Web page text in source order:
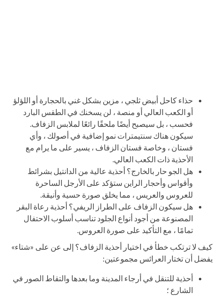
حذاء كاحل أبيض ثلجي ، مزين بشكل غني بالحجارة أو اللؤلؤ
أو الكعب العالي أو منصة ، لن يسخنك في الطقس البارد
فحسب ، بل سيصبح أيضًا ملحقًا رائعًا لملابس الزفاف.
سيكون هناك سنتيمترات نمو إضافية في أصولك ، وأي
فستان ، وخاصة فستان الزفاف ، يسير على ما يرام مع
الأحذية ذات الكعب العالي.
هل الجو حار بالخارج؟ أحذية عالية من الدانتيل بشرائط
وأقواس وأحجار الراين ستؤكد على الأرجل الساحرة
للعروس والعريس ، مما يخلق صورة حسية وأنيقة.
هل سيكون الزفاف على الطراز الريفي؟ أحذية رعاة البقر
المصنوعة من أجود أنواع الجلود تناسب أسلوب الاحتفال
تمامًا ، مع التأكيد على صورة العروس.
كيف لا ترتكب خطأ في اختيار أحذية الزفاف؟ إلى عن على «شتاء»
يفضل أن تختار العرائس مجموعتين:
أحذية للتنقل في أرجاء المدينة وما بعدها والتقاط الصور في
الشارع ؛